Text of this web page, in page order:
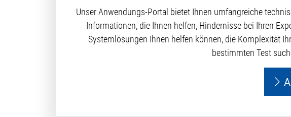
Unser Anwendungs-Portal bietet Ihnen umfangreiche
Informationen, die Ihnen helfen, Hindernisse bei Ihren
Systemlösungen Ihnen helfen können, die Komplexität
bestimmten Test